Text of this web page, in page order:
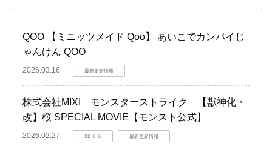
QOO 【ミニッツメイド Qoo】 あいこでカンパイじ
ゃんけん QOO
2026.03.16 最新更新情報
株式会社MIXI モンスターストライク 【獣神化・
改】桜 SPECIAL MOVIE【モンスト公式】
2026.02.27 3ＤＣＧ 最新更新情報